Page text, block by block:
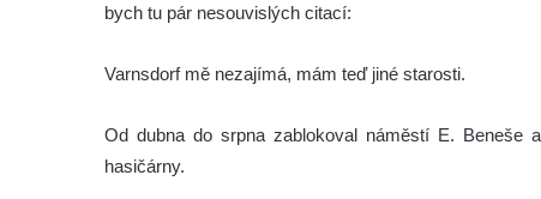
bych tu pár nesouvislých citací:
Varnsdorf mě nezajímá, mám teď jiné starosti.
Od dubna do srpna zablokoval náměstí E. Beneše
hasičárny.